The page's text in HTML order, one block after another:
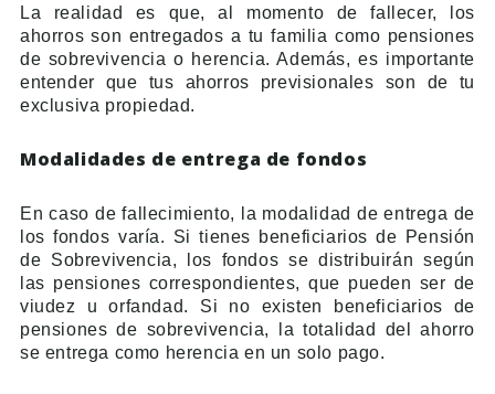
La realidad es que, al momento de fallecer, los
ahorros son entregados a tu familia como pensiones
de sobrevivencia o herencia. Además, es importante
entender que tus ahorros previsionales son de tu
exclusiva propiedad.
Modalidades de entrega de fondos
En caso de fallecimiento, la modalidad de entrega de
los fondos varía. Si tienes beneficiarios de Pensión
de Sobrevivencia, los fondos se distribuirán según
las pensiones correspondientes, que pueden ser de
viudez u orfandad. Si no existen beneficiarios de
pensiones de sobrevivencia, la totalidad del ahorro
se entrega como herencia en un solo pago.